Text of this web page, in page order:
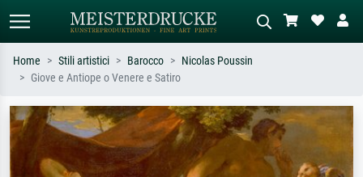
Cerca per artista, titolo o stile – es.
Monet, Notte stellata,
Impressionismo, onda di Hokusai,
nudo.
Descrivi la scena – es. prato verde,
astratto con molto rosso, dipinto a
olio scuro, nudo in piedi vicino a un
albero.
Home Stili artistici Barocco
Nicolas Poussin
Giove e Antiope o Venere e Satiro